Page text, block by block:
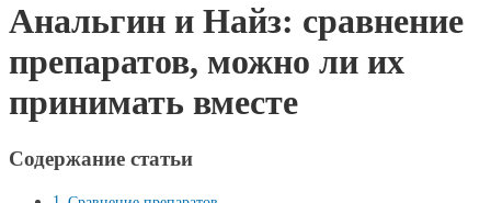
Анальгин и Найз: сравнение
препаратов, можно ли их
принимать вместе
Содержание статьи